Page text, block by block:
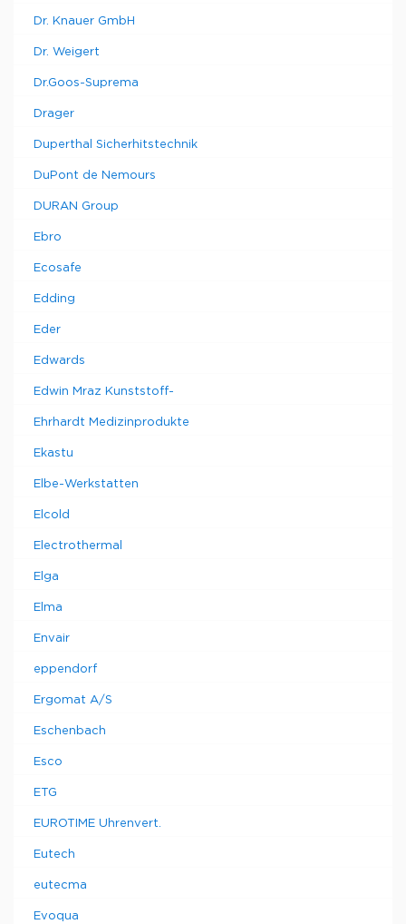
Dr. Knauer GmbH
Dr. Weigert
Dr.Goos-Suprema
Drager
Duperthal Sicherhitstechnik
DuPont de Nemours
DURAN Group
Ebro
Ecosafe
Edding
Eder
Edwards
Edwin Mraz Kunststoff-
Ehrhardt Medizinprodukte
Ekastu
Elbe-Werkstatten
Elcold
Electrothermal
Elga
Elma
Envair
eppendorf
Ergomat A/S
Eschenbach
Esco
ETG
EUROTIME Uhrenvert.
Eutech
eutecma
Evoqua